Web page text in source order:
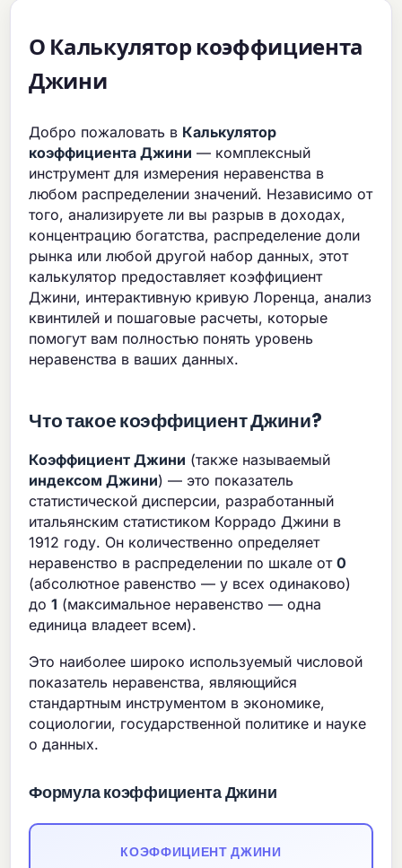
О Калькулятор коэффициента
Джини
Добро пожаловать в Калькулятор
коэффициента Джини — комплексный
инструмент для измерения неравенства в
любом распределении значений. Независимо от
того, анализируете ли вы разрыв в доходах,
концентрацию богатства, распределение доли
рынка или любой другой набор данных, этот
калькулятор предоставляет коэффициент
Джини, интерактивную кривую Лоренца, анализ
квинтилей и пошаговые расчеты, которые
помогут вам полностью понять уровень
неравенства в ваших данных.
Что такое коэффициент Джини?
Коэффициент Джини (также называемый
индексом Джини) — это показатель
статистической дисперсии, разработанный
итальянским статистиком Коррадо Джини в
1912 году. Он количественно определяет
неравенство в распределении по шкале от0
(абсолютное равенство — у всех одинаково)
до1 (максимальное неравенство — одна
единица владеет всем).
Это наиболее широко используемый числовой
показатель неравенства, являющийся
стандартным инструментом в экономике,
социологии, государственной политике и науке
о данных.
Формула коэффициента Джини
КОЭФФИЦИЕНТ ДЖИНИ